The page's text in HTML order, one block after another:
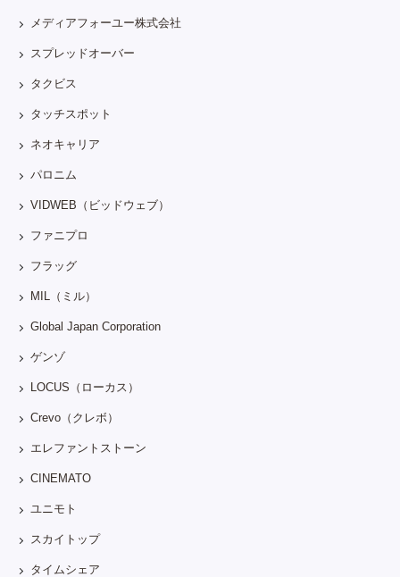
メディアフォーユー株式会社
スプレッドオーバー
タクビス
タッチスポット
ネオキャリア
パロニム
VIDWEB（ビッドウェブ）
ファニプロ
フラッグ
MIL（ミル）
Global Japan Corporation
ゲンゾ
LOCUS（ローカス）
Crevo（クレボ）
エレファントストーン
CINEMATO
ユニモト
スカイトップ
タイムシェア